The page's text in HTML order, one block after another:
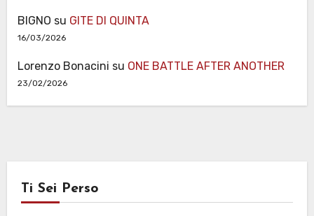
BIGNO su GITE DI QUINTA
16/03/2026
Lorenzo Bonacini su ONE BATTLE AFTER ANOTHER
23/02/2026
Ti Sei Perso